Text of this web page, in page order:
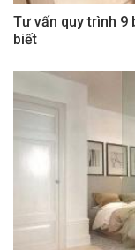
Tư vấn quy trình 9
biết